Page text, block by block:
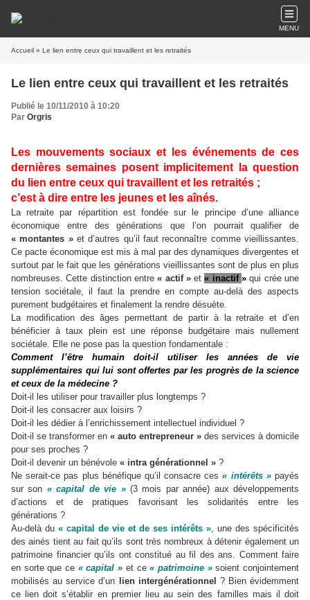
MENU
Accueil » Le lien entre ceux qui travaillent et les retraités
Le lien entre ceux qui travaillent et les retraités
Publié le 10/11/2010 à 10:20
Par Orgris
Les mouvements sociaux et les événements de ces
dernières semaines posent implicitement la question
du lien entre ceux qui travaillent et les retraités ;
c’est à dire entre les jeunes et les aînés.
La retraite par répartition est fondée sur le principe d’une alliance
économique entre des générations que l ’on pourrait qualifier de
« montantes »et d’autres qu’il faut reconnaître comme vieillissantes.
Ce pacte économique est mis à mal par des dynamiques divergentes et
surtout par le fait que les générations vieillissantes sont de plus en plus
nombreuses. Cette distinction entre« actif »et« inactif» qui crée une
tension sociétale, il faut la prendre en compte au-delà des aspects
purement budgétaires et finalement la rendre désuète.
La modification des âges permettant de partir à la retraite et d’en
bénéficier à taux plein est une réponse budgétaire mais nullement
sociétale. Elle ne pose pas la question fondamentale :
Comment l’être humain doit-il utiliser les années de vie
supplémentaires qui lui sont offertes par les progrès de la science
et ceux de la médecine ?
Doit-il les utiliser pour travailler plus longtemps ?
Doit-il les consacrer aux loisirs ?
Doit-il les dédier à l ’enrichissement intellectuel individuel ?
Doit-il se transformer en « auto entrepreneur » des services à domicile
pour ses proches ?
Doit-il devenir un bénévole « intra générationnel » ?
Ne serait-ce pas plus bénéfique qu’il consacre ces« intérêts »payés
sur son « capital de vie »(3 mois par année) aux développements
d’actions et de pratiques favorisant les solidarités entre les
générations ?
Au-delà du « capital de vie et de ses intérêts », une des spécificités
des ainés tient au fait qu’ils sont très nombreux à détenir également un
patrimoine financier qu’ils ont constitué au fil des ans. Comment faire
en sorte que ce « capital » et ce« patrimoine »soient conjointement
mobilisés au service d’un lien intergénérationnel ? Bien évidemment
ce lien doit s’établir en premier lieu au sein des familles mais il doit